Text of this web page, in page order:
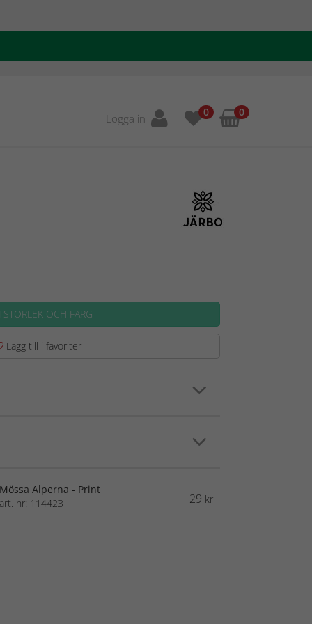
Logga in 0 0
STORLEK OCH FÄRG
Lägg till i favoriter
Alperna - Print
nr: 114423
29 kr